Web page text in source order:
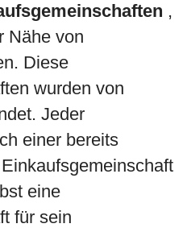
,
Nähe von
Diese
wurden von
Jeder
einer bereits
eine
für sein